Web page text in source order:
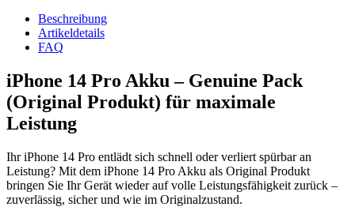
Beschreibung
Artikeldetails
FAQ
iPhone 14 Pro Akku – Genuine Pack
(Original Produkt) für maximale
Leistung
Ihr iPhone 14 Pro entlädt sich schnell oder verliert spürbar an
Leistung? Mit dem iPhone 14 Pro Akku als Original Produkt
bringen Sie Ihr Gerät wieder auf volle Leistungsfähigkeit zurück –
zuverlässig, sicher und wie im Originalzustand.